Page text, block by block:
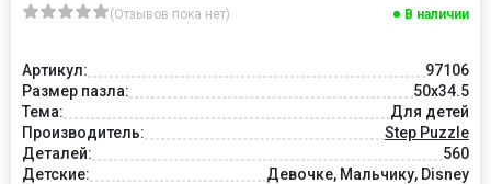
(Отзывов пока нет) В наличии
Артикул:
97106
Размер пазла:
50x34.5
Тема:
Для детей
Производитель:
Step Puzzle
Деталей:
560
Детские:
Девочке, Мальчику, Disney